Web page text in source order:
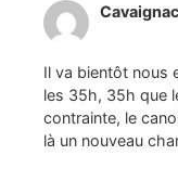
Cavaignac
Il va bientôt nous
les 35h, 35h que
contrainte, le
là un nouveau